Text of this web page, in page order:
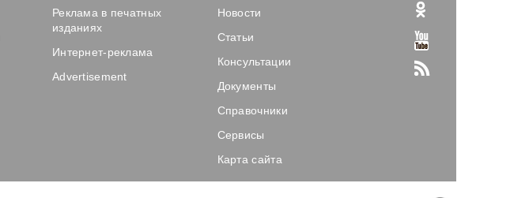
Реклама в печатных
изданиях
Интернет-реклама
Advertisement
Новости
Статьи
Консультации
Документы
Справочники
Сервисы
Карта сайта